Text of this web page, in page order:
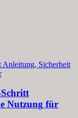
Nutzung für